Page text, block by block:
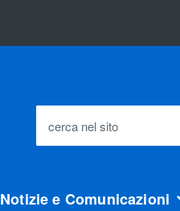
cerca nel sito
Notizie e Comunicazioni